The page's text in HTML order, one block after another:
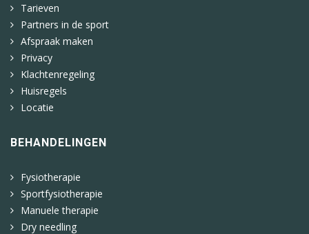
Tarieven
Partners in de sport
Afspraak maken
Privacy
Klachtenregeling
Huisregels
Locatie
BEHANDELINGEN
Fysiotherapie
Sportfysiotherapie
Manuele therapie
Dry needling